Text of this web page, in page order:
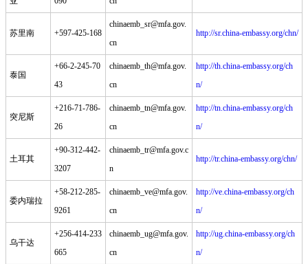
苏里南 +597-425-168
chinaemb_sr@mfa.gov.
cn
http://sr.china-embassy.org/chn/
泰国
+66-2-245-70
43
chinaemb_th@mfa.gov.
cn
http://th.china-embassy.org/ch
n/
突尼斯
+216-71-786-
26
chinaemb_tn@mfa.gov.
cn
http://tn.china-embassy.org/ch
n/
土耳其
+90-312-442-
3207
chinaemb_tr@mfa.gov.c
n
http://tr.china-embassy.org/chn/
委内瑞拉
+58-212-285-
9261
chinaemb_ve@mfa.gov.
cn
http://ve.china-embassy.org/ch
n/
乌干达
+256-414-233
665
chinaemb_ug@mfa.gov.
cn
http://ug.china-embassy.org/ch
n/